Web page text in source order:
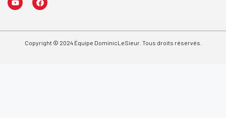
Copyright © 2024 Équipe DominicLeSieur. Tous droits réservés.